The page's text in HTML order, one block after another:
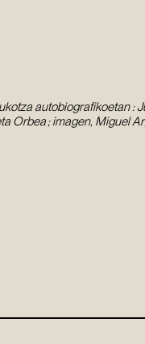
autobiografikoetan :
Orbea ; imagen, Miguel